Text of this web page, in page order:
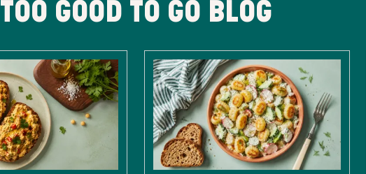
TOO GOOD TO GO BLOG